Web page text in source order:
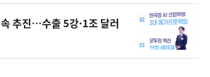
추진…수출 5강·1조 달러